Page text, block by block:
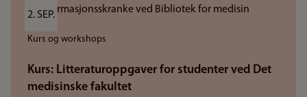
2. SEP.
Kurs og workshops
Kurs: Litteraturoppgaver for studenter ved Det
medisinske fakultet